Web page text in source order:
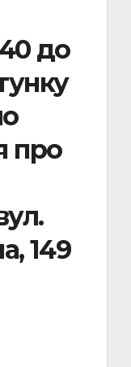
до
про
149